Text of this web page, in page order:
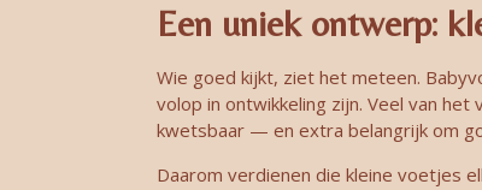
Een uniek ontwerp:
Wie goed kijkt, ziet het meteen.
volop in ontwikkeling zijn. Veel van
kwetsbaar — en extra belangrijk om
Daarom verdienen die kleine voetjes